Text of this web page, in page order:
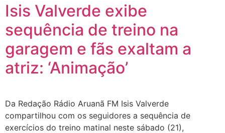
Isis Valverde exibe
sequência de treino na
garagem e fãs exaltam a
atriz: ‘Animação’
Da Redação Rádio Aruanã FM Isis Valverde
compartilhou com os seguidores a sequência de
exercícios do treino matinal neste sábado (21),